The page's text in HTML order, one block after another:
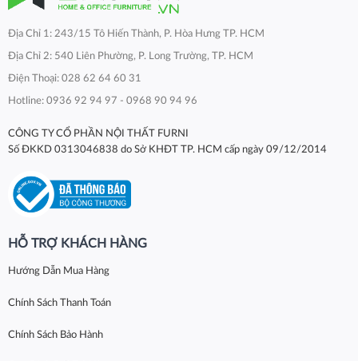
Địa Chỉ 1: 243/15 Tô Hiến Thành, P. Hòa Hưng TP. HCM
Địa Chỉ 2: 540 Liên Phường, P. Long Trường, TP. HCM
Điện Thoại: 028 62 64 60 31
Hotline: 0936 92 94 97 - 0968 90 94 96
CÔNG TY CỔ PHẦN NỘI THẤT FURNI
Số ĐKKD 0313046838 do Sở KHĐT TP. HCM cấp ngày 09/12/2014
HỖ TRỢ KHÁCH HÀNG
Hướng Dẫn Mua Hàng
Chính Sách Thanh Toán
Chính Sách Bảo Hành